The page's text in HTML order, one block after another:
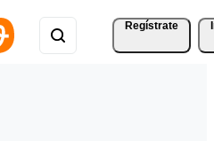
Regístrate